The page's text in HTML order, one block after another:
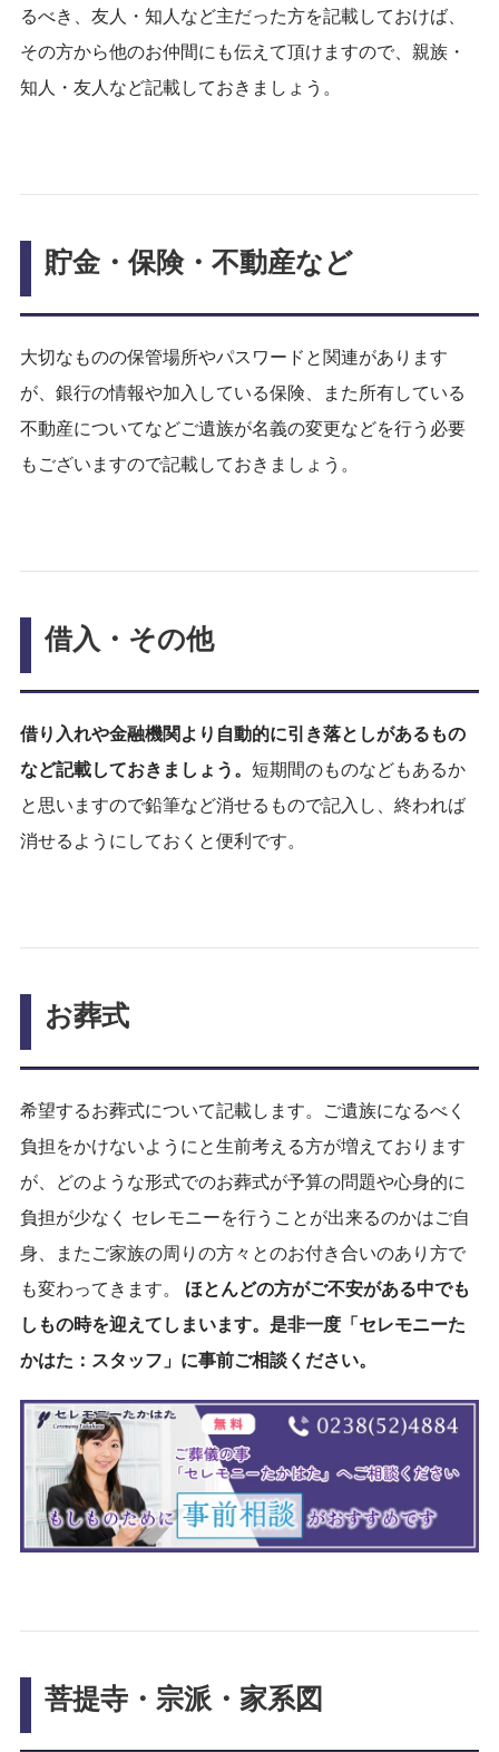
るべき、友人・知人など主だった方を記載しておけば、
その方から他のお仲間にも伝えて頂けますので、親族・
知人・友人など記載しておきましょう。
貯金・保険・不動産など
大切なものの保管場所やパスワードと関連があります
が、銀行の情報や加入している保険、また所有している
不動産についてなどご遺族が名義の変更などを行う必要
もございますので記載しておきましょう。
借入・その他
借り入れや金融機関より自動的に引き落としがあるもの
など記載しておきましょう。 短期間のものなどもあるか
と思いますので鉛筆など消せるもので記入し、終われば
消せるようにしておくと便利です。
お葬式
希望するお葬式について記載します。ご遺族になるべく
負担をかけないようにと生前考える方が増えております
が、どのような形式でのお葬式が予算の問題や心身的に
負担が少なく セレモニーを行うことが出来るのかはご自
身、またご家族の周りの方々とのお付き合いのあり方で
も変わってきます。 ほとんどの方がご不安がある中でも
しもの時を迎えてしまいます。是非一度「セレモニーた
かはた：スタッフ」に事前ご相談ください。
菩提寺・宗派・家系図